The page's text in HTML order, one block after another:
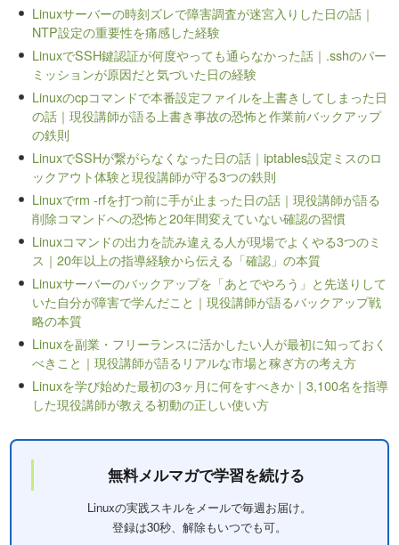
Linuxサーバーの時刻ズレで障害調査が迷宮入りした日の話｜
NTP設定の重要性を痛感した経験
LinuxでSSH鍵認証が何度やっても通らなかった話｜.sshのパー
ミッションが原因だと気づいた日の経験
Linuxのcpコマンドで本番設定ファイルを上書きしてしまった日
の話｜現役講師が語る上書き事故の恐怖と作業前バックアップ
の鉄則
LinuxでSSHが繋がらなくなった日の話｜iptables設定ミスのロ
ックアウト体験と現役講師が守る3つの鉄則
Linuxでrm -rfを打つ前に手が止まった日の話｜現役講師が語る
削除コマンドへの恐怖と20年間変えていない確認の習慣
Linuxコマンドの出力を読み違える人が現場でよくやる3つのミ
ス｜20年以上の指導経験から伝える「確認」の本質
Linuxサーバーのバックアップを「あとでやろう」と先送りして
いた自分が障害で学んだこと｜現役講師が語るバックアップ戦
略の本質
Linuxを副業・フリーランスに活かしたい人が最初に知っておく
べきこと｜現役講師が語るリアルな市場と稼ぎ方の考え方
Linuxを学び始めた最初の3ヶ月に何をすべきか｜3,100名を指導
した現役講師が教える初動の正しい使い方
無料メルマガで学習を続ける
Linuxの実践スキルをメールで毎週お届け。
登録は30秒、解除もいつでも可。